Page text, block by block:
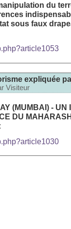
du
sous faux
expliquée
Visiteur
(MUMBAI) - UN
DU